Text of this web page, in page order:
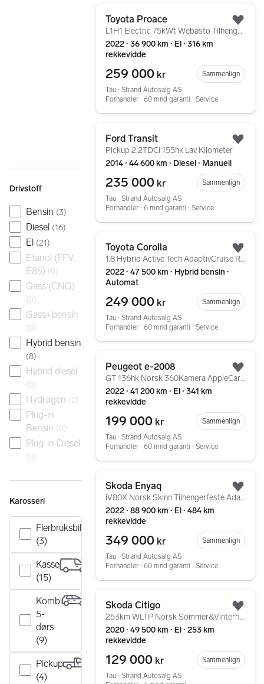
Drivstoff
Bensin (3)
Diesel (16)
El (21)
Etanol (FFV,
E85) (0)
Gass (CNG)
(0)
Gass+bensin
(0)
Hybrid bensin
(8)
Hybrid diesel
(0)
Hydrogen (0)
Plug-in
Bensin (0)
Plug-in Diesel
(0)
Karosseri
Flerbruksbil
(3)
Kasse
(15)
Kombi
5-
dørs
(9)
Pickup
(4)
Toyota Proace
L1H1 Electric 75kWt Webasto Tilhengerfeste 2x Skyvedør
2022 ∙ 36 900 km ∙ El ∙ 316 km
rekkevidde
259 000 kr
Sammenlign
Tau ∙ Strand Autosalg AS
Forhandler ∙ 60 mnd garanti ∙ Service
Ford Transit
Pickup 2.2TDCi 155hk Lav Kilometer
2014 ∙ 44 600 km ∙ Diesel ∙ Manuell
235 000 kr
Sammenlign
Tau ∙ Strand Autosalg AS
Forhandler ∙ 6 mnd garanti ∙ Service
Toyota Corolla
1.8 Hybrid Active Tech AdaptivCruise Ryggekamera Navi
2022 ∙ 47 500 km ∙ Hybrid bensin ∙
Automat
249 000 kr
Sammenlign
Tau ∙ Strand Autosalg AS
Forhandler ∙ 60 mnd garanti ∙ Service
Peugeot e-2008
GT 136hk Norsk 360Kamera AppleCarPlay ++
2022 ∙ 41 200 km ∙ El ∙ 341 km
rekkevidde
199 000 kr
Sammenlign
Tau ∙ Strand Autosalg AS
Forhandler ∙ 60 mnd garanti ∙ Service
Skoda Enyaq
iV80X Norsk Skinn Tilhengerfeste AdaptivCruise HUD 21"
2022 ∙ 88 900 km ∙ El ∙ 484 km
rekkevidde
349 000 kr
Sammenlign
Tau ∙ Strand Autosalg AS
Forhandler ∙ 60 mnd garanti ∙ Service
Skoda Citigo
253km WLTP Norsk Sommer&Vinterhjul Dab+ Cruise
2020 ∙ 49 500 km ∙ El ∙ 253 km
rekkevidde
129 000 kr
Sammenlign
Tau ∙ Strand Autosalg AS